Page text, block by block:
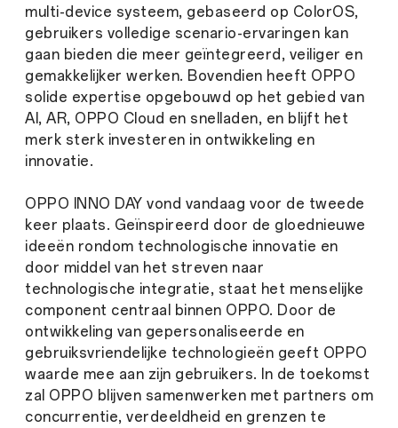
multi-device systeem, gebaseerd op ColorOS,
gebruikers volledige scenario-ervaringen kan
gaan bieden die meer geïntegreerd, veiliger en
gemakkelijker werken. Bovendien heeft OPPO
solide expertise opgebouwd op het gebied van
AI, AR, OPPO Cloud en snelladen, en blijft het
merk sterk investeren in ontwikkeling en
innovatie.
OPPO INNO DAY vond vandaag voor de tweede
keer plaats. Geïnspireerd door de gloednieuwe
ideeën rondom technologische innovatie en
door middel van het streven naar
technologische integratie, staat het menselijke
component centraal binnen OPPO. Door de
ontwikkeling van gepersonaliseerde en
gebruiksvriendelijke technologieën geeft OPPO
waarde mee aan zijn gebruikers. In de toekomst
zal OPPO blijven samenwerken met partners om
concurrentie, verdeeldheid en grenzen te